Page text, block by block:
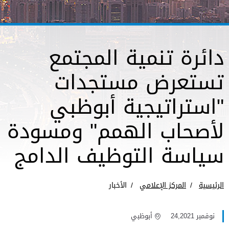
دائرة تنمية المجتمع
تستعرض مستجدات
"استراتيجية أبوظبي
لأصحاب الهمم" ومسودة
سياسة التوظيف الدامج
الرئيسية المركز الإعلامي الأخبار
نوفمبر 24,2021 أبوظبي